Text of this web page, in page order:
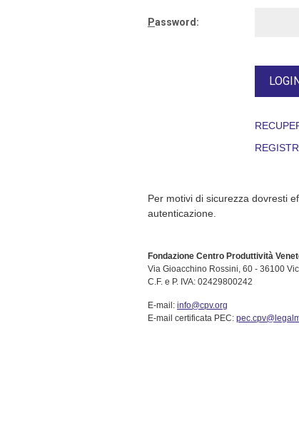
Password:
Per motivi di sicurezza dovresti
autenticazione.
Fondazione Centro Produttività
Via Gioacchino Rossini, 60 - 36100
C.F. e P. IVA: 02429800242
E-mail: info@cpv.org
E-mail certificata PEC: